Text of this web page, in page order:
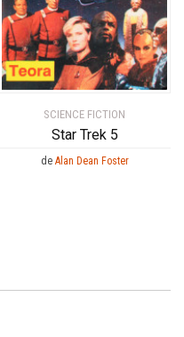
SCIENCE FICTION
Star Trek 5
de Alan Dean Foster